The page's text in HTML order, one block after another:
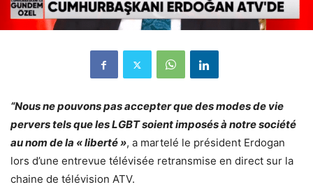
“Nous ne pouvons pas accepter que des modes de vie
pervers tels que les LGBT soient imposés à notre société
au nom de la « liberté », a martelé le président Erdogan
lors d’une entrevue télévisée retransmise en direct sur la
chaine de télévision ATV.